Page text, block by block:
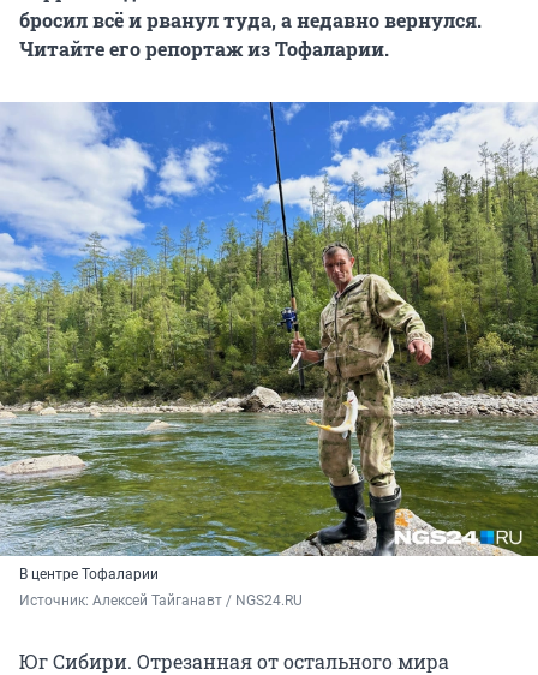
бросил всё и рванул туда, а недавно вернулся.
Читайте его репортаж из Тофаларии.
В центре Тофаларии
Источник: Алексей Тайганавт / NGS24.RU
Юг Сибири. Отрезанная от остального мира